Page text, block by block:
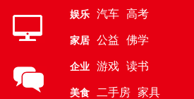
娱乐 汽车 高考
家居 公益 佛学
企业 游戏 读书
美食 二手房 家具